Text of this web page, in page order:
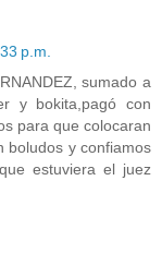
p.m.
sumado a
y bokita,pagó con
para que colocaran
boludos y confiamos
estuviera el juez